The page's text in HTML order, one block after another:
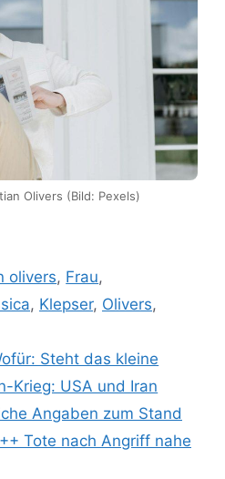
Olivers (Bild: Pexels)
olivers, Frau,
, Klepser, Olivers,
Steht das kleine
Krieg: USA und Iran
Angaben zum Stand
Tote nach Angriff nahe